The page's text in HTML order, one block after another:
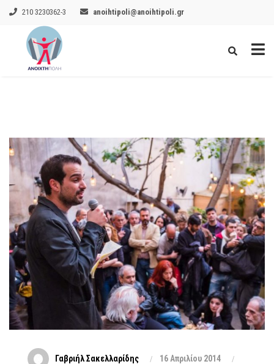
210 3230362-3 anoihtipoli@anoihtipoli.gr
Γαβριήλ Σακελλαρίδης 16 Απριλίου 2014